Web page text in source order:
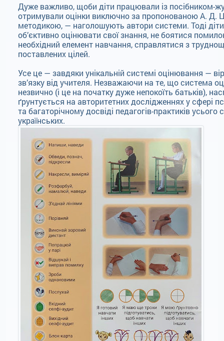
Дуже важливо, щоби діти працювали із посібником-
отримували оцінки виключно за пропонованою А. Д.
методикою, — наголошують автори системи. Тоді
об’єктивно оцінювати свої знання, не боятися
необхідний елемент навчання, справлятися з
поставлених цілей.
Усе це — завдяки унікальній системі оцінювання —
зв’язку від учителя. Незважаючи на те, що система
незвично (і це на початку дуже непокоїть батьків),
ґрунтується на авторитетних дослідженнях у сфері
та багаторічному досвіді педагогів-практиків усього
українських.